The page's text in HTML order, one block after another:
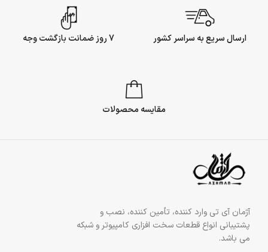
ارسال سریع به سراسر کشور 7 روز ضمانت بازگشت وجه
مقایسه محصولات
آژمان آی تی وارد کننده، تأمین کننده، نصب و
پشتیبانی انواع قطعات سخت افزاری کامپیوتر و شبکه
می باشد.